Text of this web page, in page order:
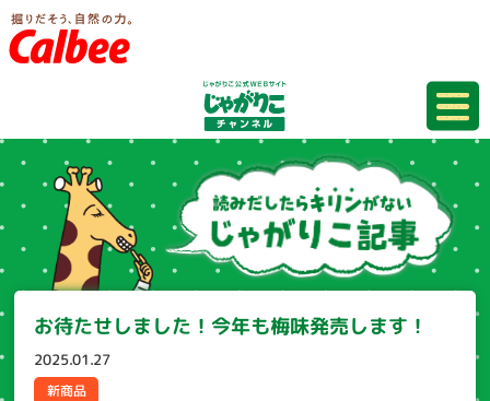
お待たせしました！今年も梅味発売します！
2025.01.27
新商品